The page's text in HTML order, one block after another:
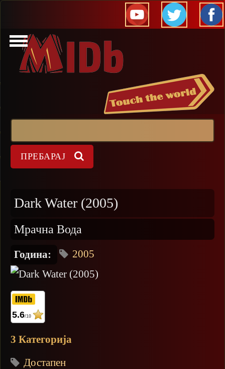
Прескокни
Dark Water (2005)
Мрачна Вода
Година: 2005
5.6/10
3 Категорија
Достапен